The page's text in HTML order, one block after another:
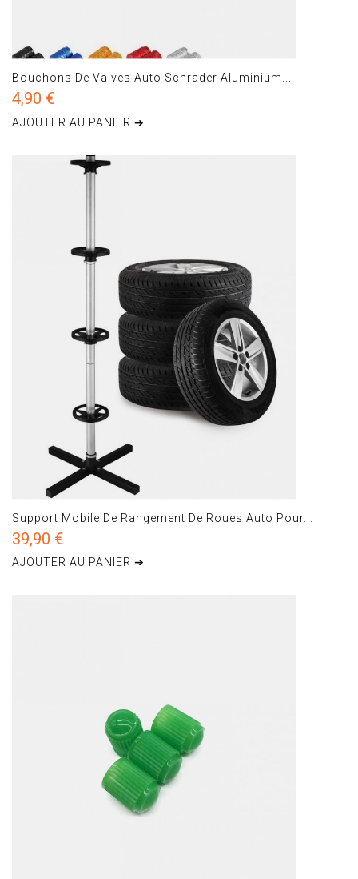
Bouchons De Valves Auto Schrader Aluminium...
4,90 €
AJOUTER AU PANIER ➔
Support Mobile De Rangement De Roues Auto Pour...
39,90 €
AJOUTER AU PANIER ➔